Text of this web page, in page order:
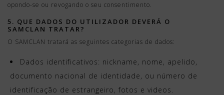
opondo-se ou revogando o seu consentimento.
5. QUE DADOS DO UTILIZADOR DEVERÁ O
SAMCLAN TRATAR?
O SAMCLAN tratará as seguintes categorias de dados:
Dados identificativos: nickname, nome, apelido,
documento nacional de identidade, ou número de
identificação de estrangeiro, fotos e videos.